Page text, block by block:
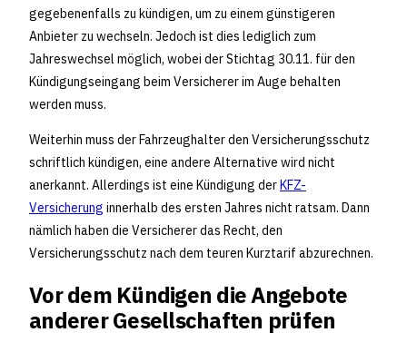
gegebenenfalls zu kündigen, um zu einem günstigeren
Anbieter zu wechseln. Jedoch ist dies lediglich zum
Jahreswechsel möglich, wobei der Stichtag 30.11. für den
Kündigungseingang beim Versicherer im Auge behalten
werden muss.
Weiterhin muss der Fahrzeughalter den Versicherungsschutz
schriftlich kündigen, eine andere Alternative wird nicht
anerkannt. Allerdings ist eine Kündigung derKFZ-
Versicherung innerhalb des ersten Jahres nicht ratsam. Dann
nämlich haben die Versicherer das Recht, den
Versicherungsschutz nach dem teuren Kurztarif abzurechnen.
Vor dem Kündigen die Angebote
anderer Gesellschaften prüfen